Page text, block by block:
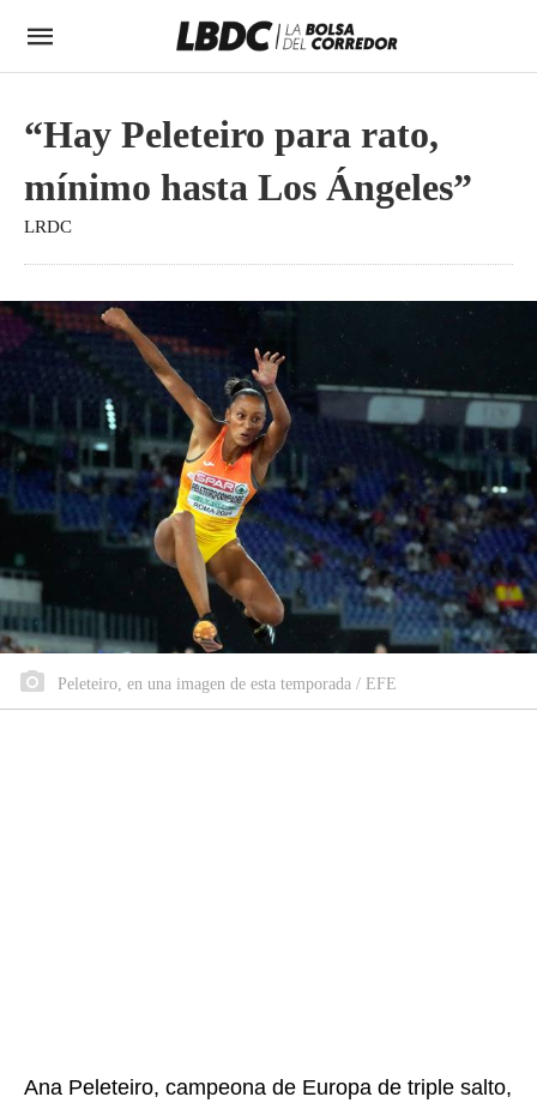
“Hay Peleteiro para rato,
mínimo hasta Los Ángeles”
LRDC
Peleteiro, en una imagen de esta temporada / EFE
Ana Peleteiro, campeona de Europa de triple salto,